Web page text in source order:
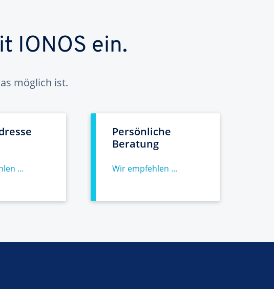
IONOS ein.
möglich ist.
...
Persönliche
Beratung
Wir empfehlen ...